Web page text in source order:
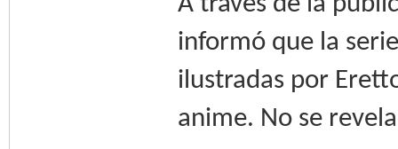
informó que la
ilustradas por
anime. No se